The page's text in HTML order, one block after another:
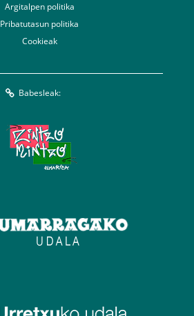
Argitalpen politika
Pribatutasun politika
Cookieak
Babesleak: